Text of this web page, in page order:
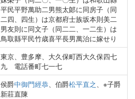
平民平野萬助二男熊太郞に同房子（同
二四、四生）は京都府士族坂本則美二
男友則に同文子（同二二、一二生）は
鳥取縣平民竹歳喜平長男萬治に嫁せり
東京、豊多摩、大久保町西大久保四七
九 電話番町七一七
侯爵中御門經恭、伯爵松平直之、※子爵
新莊直陳